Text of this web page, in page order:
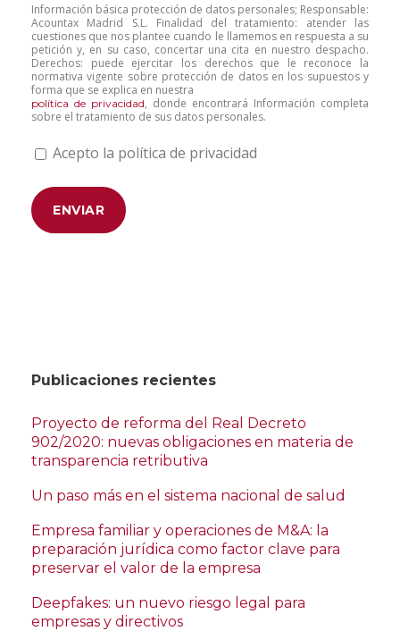
Información básica protección de datos personales; Responsable:
Acountax Madrid S.L. Finalidad del tratamiento: atender las
cuestiones que nos plantee cuando le llamemos en respuesta a su
petición y, en su caso, concertar una cita en nuestro despacho.
Derechos: puede ejercitar los derechos que le reconoce la
normativa vigente sobre protección de datos en los supuestos y
forma que se explica en nuestra
política de privacidad, donde encontrará Información completa
sobre el tratamiento de sus datos personales.
Acepto la política de privacidad
Publicaciones recientes
Proyecto de reforma del Real Decreto
902/2020: nuevas obligaciones en materia de
transparencia retributiva
Un paso más en el sistema nacional de salud
Empresa familiar y operaciones de M&A: la
preparación jurídica como factor clave para
preservar el valor de la empresa
Deepfakes: un nuevo riesgo legal para
empresas y directivos